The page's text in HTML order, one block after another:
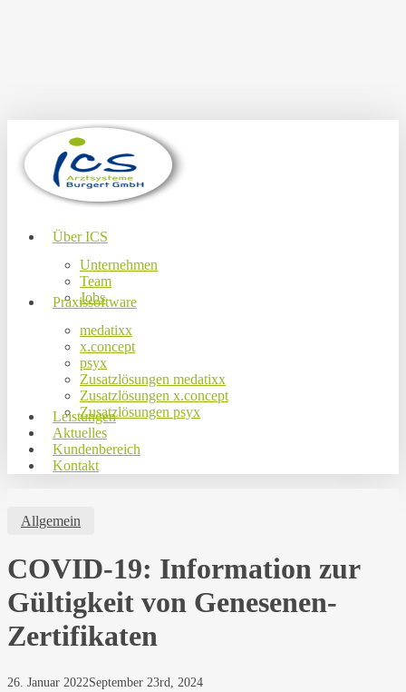
Menu
Über ICS
Unternehmen
Team
Jobs
Praxissoftware
medatixx
x.concept
psyx
Zusatzlösungen medatixx
Zusatzlösungen x.concept
Zusatzlösungen psyx
Leistungen
Aktuelles
Kundenbereich
Kontakt
Allgemein
COVID-19: Information zur
Gültigkeit von Genesenen-
Zertifikaten
26. Januar 2022September 23rd, 2024